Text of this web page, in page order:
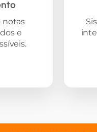
notas
e